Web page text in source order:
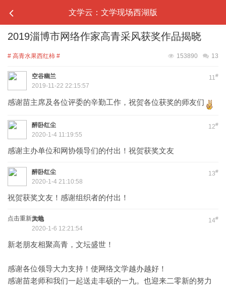
文学云：文学现场西湖版
2019淄博市网络作家高青采风获奖作品揭晓
# 高青水果西红柿 # 13
153890
11#
空谷幽兰
2019-11-22 22:15:57
感谢苗主席及各位评委的辛勤工作，祝贺各位获奖的师友们
12#
醉卧红尘
2020-1-4 11:19:55
感谢主办单位和网协领导们的付出！祝贺获奖文友
13#
醉卧红尘
2020-1-4 21:10:58
祝贺获奖文友！感谢组织者的付出！
点击重新加载 14#
大地
2020-1-6 12:21:54
新老朋友相聚高青，文坛盛世！
感谢各位领导大力支持！使网络文学越办越好！
感谢苗老师和我们一起送走丰硕的一九。也迎来二零新的努力